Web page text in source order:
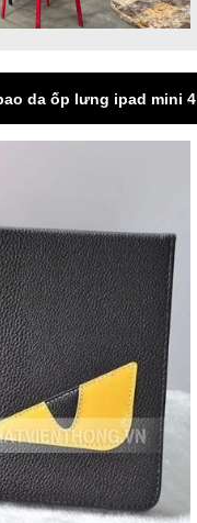
da ốp lưng ipad mini 4